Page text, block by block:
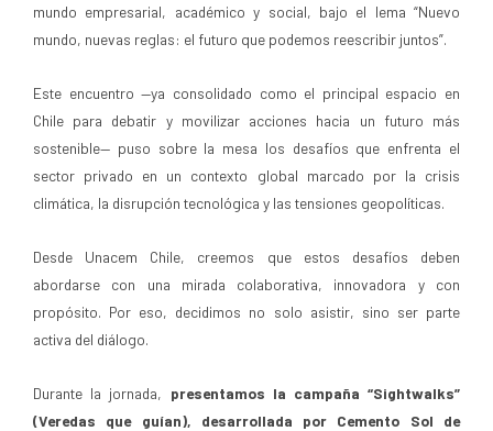
mundo empresarial, académico y social, bajo el lema “Nuevo
mundo, nuevas reglas: el futuro que podemos reescribir juntos”.
Este encuentro —ya consolidado como el principal espacio en
Chile para debatir y movilizar acciones hacia un futuro más
sostenible— puso sobre la mesa los desafíos que enfrenta el
sector privado en un contexto global marcado por la crisis
climática, la disrupción tecnológica y las tensiones geopolíticas.
Desde Unacem Chile, creemos que estos desafíos deben
abordarse con una mirada colaborativa, innovadora y con
propósito. Por eso, decidimos no solo asistir, sino ser parte
activa del diálogo.
Durante la jornada, presentamos la campaña “Sightwalks”
(Veredas que guían), desarrollada por Cemento Sol de